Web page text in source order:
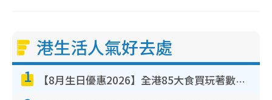
港生活人氣好去處
1 【8月生日優惠2026】全港85大食買玩著數攻略 自助餐/火鍋放題同行免費＋誠品/DONKI送現金券